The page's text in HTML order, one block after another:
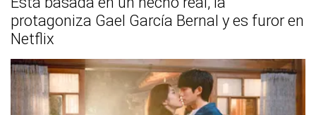
protagoniza Gael García Bernal y es furor en
Netflix